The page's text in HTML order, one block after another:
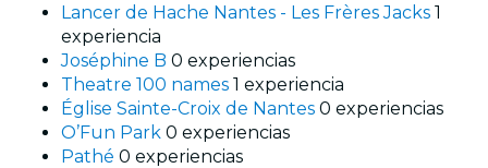
Lancer de Hache Nantes - Les Frères Jacks 1
experiencia
Joséphine B 0 experiencias
Theatre 100 names 1 experiencia
Église Sainte-Croix de Nantes 0 experiencias
O’Fun Park 0 experiencias
Pathé 0 experiencias